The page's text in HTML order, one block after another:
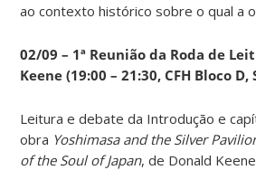
ao contexto histórico sobre o qual a
02/09 – 1ª Reunião da Roda de
Keene (19:00 – 21:30, CFH Bloco D,
Leitura e debate da Introdução e
obra Yoshimasa and the Silver
of the Soul of Japan, de Donald